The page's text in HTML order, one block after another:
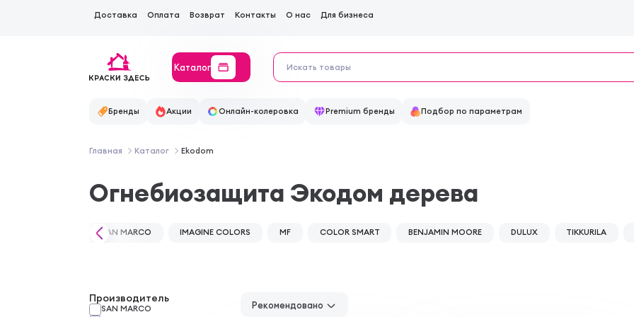
Доставка Оплата Возврат Контакты О нас Для бизнеса
Каталог
Бренды Акции Онлайн-колеровка Premium бренды Подбор по параметрам
Главная Каталог Ekodom
Огнебиозащита Экодом дерева
Производитель
SAN MARCO
Рекомендовано
SAN MARCO IMAGINE COLORS MF COLOR SMART BENJAMIN MOORE DULUX TIKKURILA